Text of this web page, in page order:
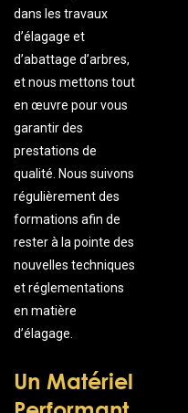
dans les travaux
d’élagage et
d’abattage d’arbres,
et nous mettons tout
en œuvre pour vous
garantir des
prestations de
qualité. Nous suivons
régulièrement des
formations afin de
rester à la pointe des
nouvelles techniques
et réglementations
en matière
d’élagage.
Un Matériel